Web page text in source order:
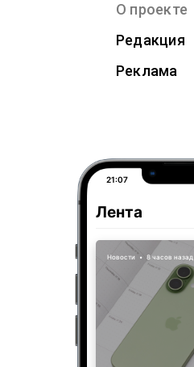
О проекте
Редакция
Реклама
21:07
Лента
Новости • 8 часов назад